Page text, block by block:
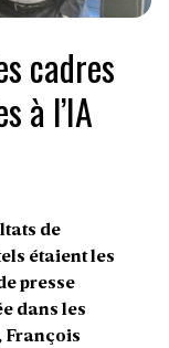
cadres
à l’IA
de
étaient les
presse
dans les
François